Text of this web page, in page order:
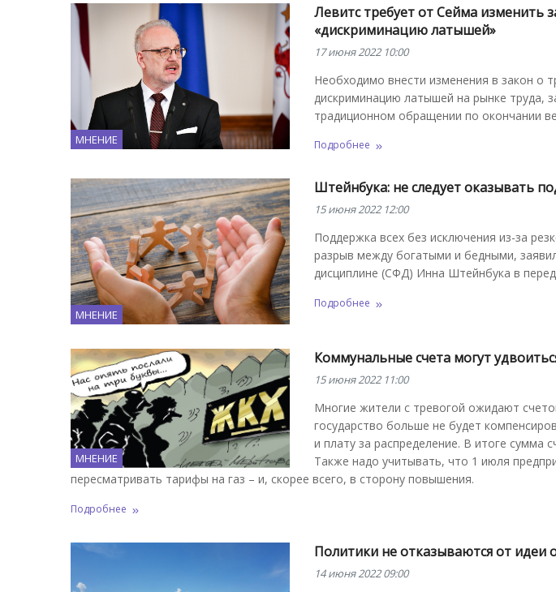
МНЕНИЕ
Левитс требует от Сейма изменить
«дискриминацию латышей»
17 июня 2022 10:00
Необходимо внести изменения в закон о
дискриминацию латышей на рынке труда,
традиционном обращении по окончании
Подробнее
МНЕНИЕ
Штейнбука: не следует оказывать
15 июня 2022 12:00
Поддержка всех без исключения из-за
разрыв между богатыми и бедными,
дисциплине (СФД) Инна Штейнбука в
Подробнее
МНЕНИЕ
Коммунальные счета могут
15 июня 2022 11:00
Многие жители с тревогой ожидают
государство больше не будет
и плату за распределение. В итоге сумма
Также надо учитывать, что 1 июля
пересматривать тарифы на газ – и, скорее всего, в сторону повышения.
Подробнее
Политики не отказываются от идеи
14 июня 2022 09:00